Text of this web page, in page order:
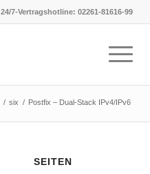
24/7-Vertragshotline: 02261-81616-99
/ six / Postfix – Dual-Stack IPv4/IPv6
SEITEN